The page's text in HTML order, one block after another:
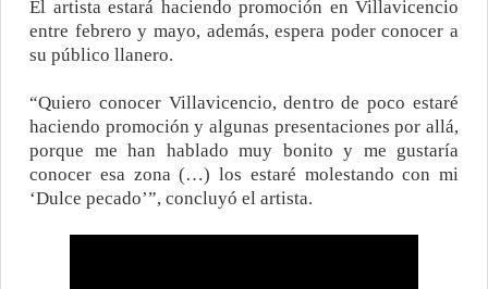
El artista estará haciendo promoción en Villavicencio
entre febrero y mayo, además, espera poder conocer a
su público llanero.
“Quiero conocer Villavicencio, dentro de poco estaré
haciendo promoción y algunas presentaciones por allá,
porque me han hablado muy bonito y me gustaría
conocer esa zona (…) los estaré molestando con mi
‘Dulce pecado’”, concluyó el artista.